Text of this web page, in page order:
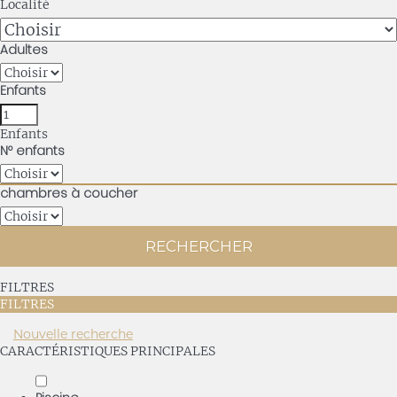
Localité
Adultes
Enfants
Enfants
Nº enfants
chambres à coucher
RECHERCHER
FILTRES
FILTRES
Nouvelle recherche
CARACTÉRISTIQUES PRINCIPALES